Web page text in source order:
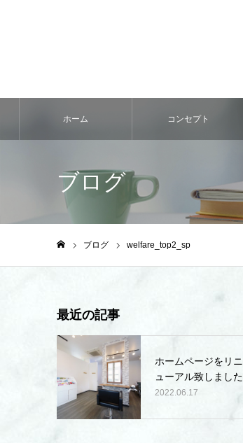
ホーム コンセプト
ブログ
ブログ welfare_top2_sp
最近の記事
ホームページをリニ
ューアル致しました
2022.06.17